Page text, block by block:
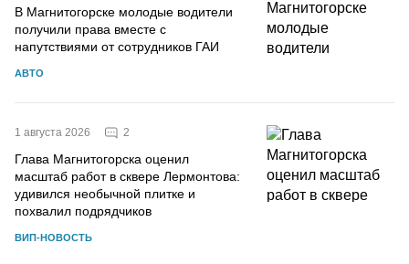
В Магнитогорске молодые водители
получили права вместе с
напутствиями от сотрудников ГАИ
АВТО
1 августа 2026 2
Глава Магнитогорска оценил
масштаб работ в сквере Лермонтова:
удивился необычной плитке и
похвалил подрядчиков
ВИП-НОВОСТЬ